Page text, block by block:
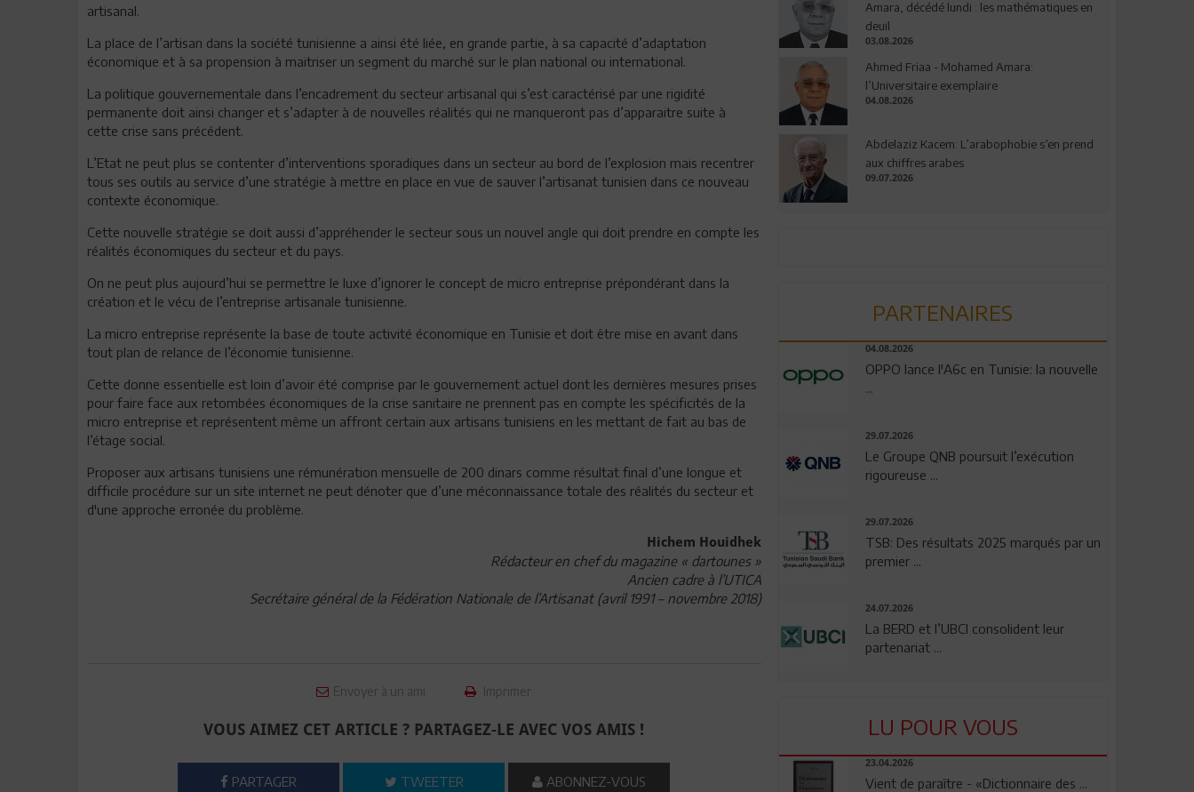
artisanal.
La place de l’artisan dans la société tunisienne a ainsi été liée, en grande partie, à sa capacité d’adaptation
économique et à sa propension à maitriser un segment du marché sur le plan national ou international.
La politique gouvernementale dans l’encadrement du secteur artisanal qui s’est caractérisé par une rigidité
permanente doit ainsi changer et s’adapter à de nouvelles réalités qui ne manqueront pas d’apparaitre suite à
cette crise sans précédent.
L’Etat ne peut plus se contenter d’interventions sporadiques dans un secteur au bord de l’explosion mais recentrer
tous ses outils au service d’une stratégie à mettre en place en vue de sauver l’artisanat tunisien dans ce nouveau
contexte économique.
Cette nouvelle stratégie se doit aussi d’appréhender le secteur sous un nouvel angle qui doit prendre en compte les
réalités économiques du secteur et du pays.
On ne peut plus aujourd’hui se permettre le luxe d’ignorer le concept de micro entreprise prépondérant dans la
création et le vécu de l’entreprise artisanale tunisienne.
La micro entreprise représente la base de toute activité économique en Tunisie et doit être mise en avant dans
tout plan de relance de l’économie tunisienne.
Cette donne essentielle est loin d’avoir été comprise par le gouvernement actuel dont les dernières mesures prises
pour faire face aux retombées économiques de la crise sanitaire ne prennent pas en compte les spécificités de la
micro entreprise et représentent même un affront certain aux artisans tunisiens en les mettant de fait au bas de
l’étage social.
Proposer aux artisans tunisiens une rémunération mensuelle de 200 dinars comme résultat final d’une longue et
difficile procédure sur un site internet ne peut dénoter que d’une méconnaissance totale des réalités du secteur et
d'une approche erronée du problème.
Hichem Houidhek
Rédacteur en chef du magazine « dartounes »
Ancien cadre à l’UTICA
Secrétaire général de la Fédération Nationale de l’Artisanat (avril 1991 – novembre 2018)
Envoyer à un ami Imprimer
VOUS AIMEZ CET ARTICLE ? PARTAGEZ-LE AVEC VOS AMIS !
PARTAGER TWEETER ABONNEZ-VOUS
Amara, décédé lundi : les mathématiques en
deuil
03.08.2026
Ahmed Friaa - Mohamed Amara:
l’Universitaire exemplaire
04.08.2026
Abdelaziz Kacem: L’arabophobie s’en prend
aux chiffres arabes
09.07.2026
PARTENAIRES
04.08.2026
OPPO lance l'A6c en Tunisie: la nouvelle
...
29.07.2026
Le Groupe QNB poursuit l’exécution
rigoureuse ...
29.07.2026
TSB: Des résultats 2025 marqués par un
premier ...
24.07.2026
La BERD et l’UBCI consolident leur
partenariat ...
LU POUR VOUS
23.04.2026
Vient de paraître - «Dictionnaire des ...